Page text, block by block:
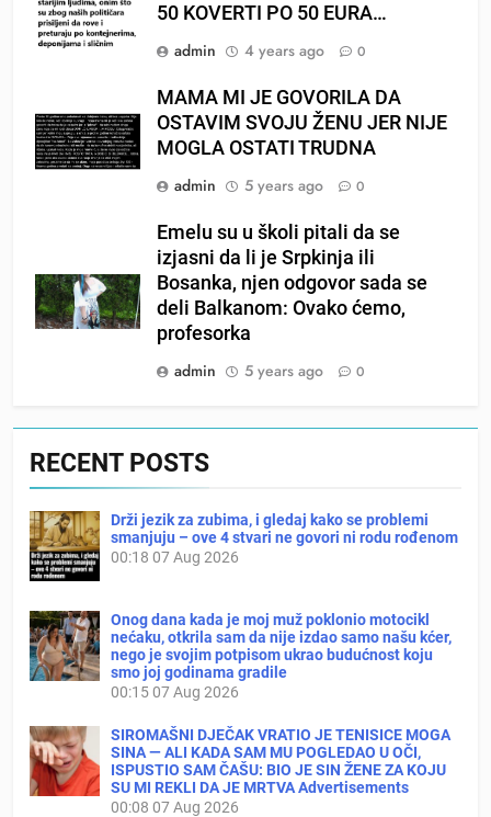
50 KOVERTI PO 50 EURA…
admin
4 years ago 0
MAMA MI JE GOVORILA DA
OSTAVIM SVOJU ŽENU JER NIJE
MOGLA OSTATI TRUDNA
admin
5 years ago 0
Emelu su u školi pitali da se
izjasni da li je Srpkinja ili
Bosanka, njen odgovor sada se
deli Balkanom: Ovako ćemo,
profesorka
admin
5 years ago 0
RECENT POSTS
Drži jezik za zubima, i gledaj kako se problemi
smanjuju – ove 4 stvari ne govori ni rodu rođenom
00:18 07 Aug 2026
Onog dana kada je moj muž poklonio motocikl
nećaku, otkrila sam da nije izdao samo našu kćer,
nego je svojim potpisom ukrao budućnost koju
smo joj godinama gradile
00:1507 Aug 2026
SIROMAŠNI DJEČAK VRATIO JE TENISICE MOGA
SINA — ALI KADA SAM MU POGLEDAO U OČI,
ISPUSTIO SAM ČAŠU: BIO JE SIN ŽENE ZA KOJU
SU MI REKLI DA JE MRTVA Advertisements
00:08 07 Aug 2026